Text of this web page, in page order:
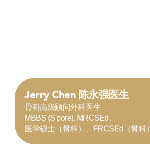
Jerry Chen 陈永强医生
骨科高级顾问外科医生
MBBS (S'pore), MRCSEd、
医学硕士（骨科）、FRCSEd（骨科）